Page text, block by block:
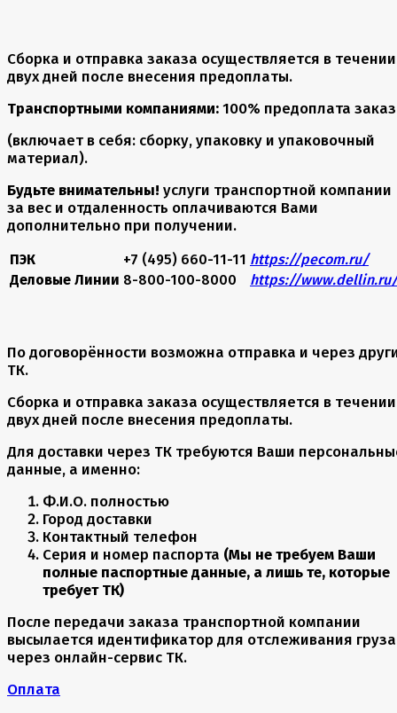
Сборка и отправка заказа осуществляется в течении
двух дней после внесения предоплаты.
Транспортными компаниями: 100% предоплата
(включает в себя: сборку, упаковку и упаковочный
материал).
Будьте внимательны! услуги транспортной компании
за вес и отдаленность оплачиваются Вами
дополнительно при получении.
ПЭК +7 (495) 660-11-11 https://pecom.ru/
Деловые Линии 8-800-100-8000 https://www.dellin.ru/
По договорённости возможна отправка и через
ТК.
Сборка и отправка заказа осуществляется в течении
двух дней после внесения предоплаты.
Для доставки через ТК требуются Ваши
данные, а именно:
Ф.И.О. полностью
Город доставки
Контактный телефон
Серия и номер паспорта (Мы не требуем Ваши
полные паспортные данные, а лишь те, которые
требует ТК)
После передачи заказа транспортной компании
высылается идентификатор для отслеживания груза
через онлайн-сервис ТК.
Оплата